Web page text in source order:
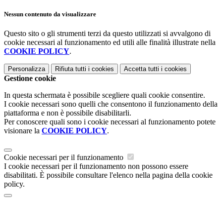
Nessun contenuto da visualizzare
Questo sito o gli strumenti terzi da questo utilizzati si avvalgono di
cookie necessari al funzionamento ed utili alle finalità illustrate nella
COOKIE POLICY.
Personalizza Rifiuta tutti i cookies Accetta tutti i cookies
Gestione cookie
In questa schermata è possibile scegliere quali cookie consentire.
I cookie necessari sono quelli che consentono il funzionamento della
piattaforma e non è possibile disabilitarli.
Per conoscere quali sono i cookie necessari al funzionamento potete
visionare la COOKIE POLICY.
Cookie necessari per il funzionamento
I cookie necessari per il funzionamento non possono essere
disabilitati. È possibile consultare l'elenco nella pagina della cookie
policy.